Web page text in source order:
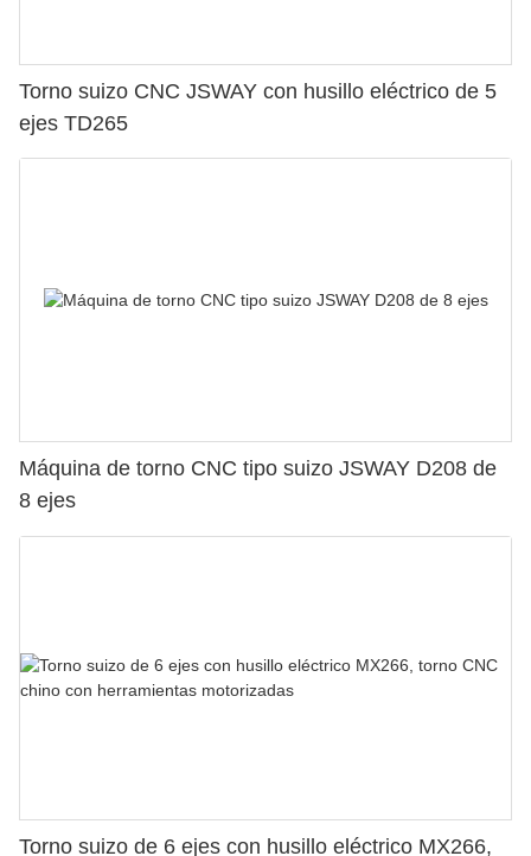
Torno suizo CNC JSWAY con husillo eléctrico de 5
ejes TD265
Máquina de torno CNC tipo suizo JSWAY D208 de
8 ejes
Torno suizo de 6 ejes con husillo eléctrico MX266,